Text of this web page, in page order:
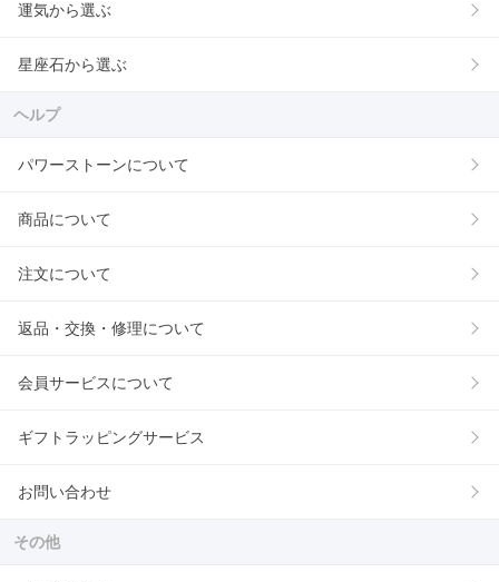
運気から選ぶ
星座石から選ぶ
ヘルプ
パワーストーンについて
商品について
注文について
返品・交換・修理について
会員サービスについて
ギフトラッピングサービス
お問い合わせ
その他